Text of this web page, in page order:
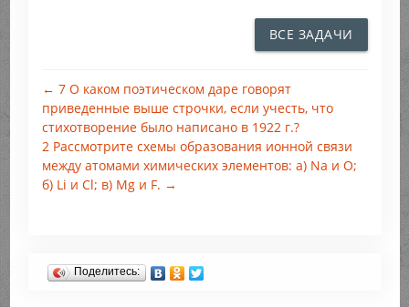
ВСЕ ЗАДАЧИ
← 7 О каком поэтическом даре говорят
приведенные выше строчки, если учесть, что
стихотворение было написано в 1922 г.?
2 Рассмотрите схемы образования ионной связи
между атомами химических элементов: a) Na и О;
б) Li и Cl; в) Mg и F. →
Поделитесь: